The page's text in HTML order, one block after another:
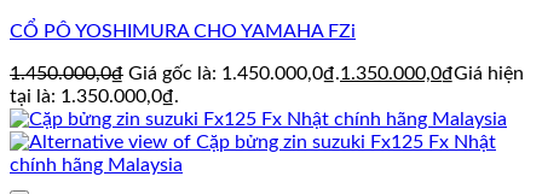
CỔ PÔ YOSHIMURA CHO YAMAHA FZi
1.450.000,0₫ Giá gốc là: 1.450.000,0₫.1.350.000,0₫Giá hiện
tại là: 1.350.000,0₫.